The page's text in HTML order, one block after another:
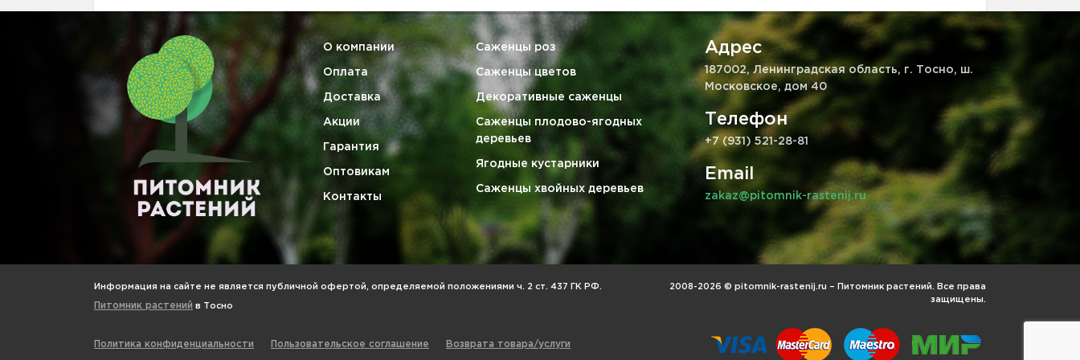
О компании
Оплата
Доставка
Акции
Гарантия
Оптовикам
Контакты
Саженцы роз
Саженцы цветов
Декоративные саженцы
Саженцы плодово-ягодных
деревьев
Ягодные кустарники
Саженцы хвойных деревьев
Адрес
187002, Ленинградская область, г. Тосно, ш.
Московское, дом 40
Телефон
+7 (931) 521-28-81
Email
zakaz@pitomnik-rastenij.ru
Информация на сайте не является публичной офертой, определяемой положениями ч. 2 ст. 437 ГК РФ.
Питомник растений в Тосно
2008-2026 © pitomnik-rastenij.ru – Питомник растений. Все права
защищены.
Политика конфиденциальности Пользовательское соглашение Возврата товара/услуги